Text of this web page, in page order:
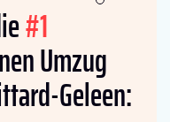
#1
Umzug
Geleen: